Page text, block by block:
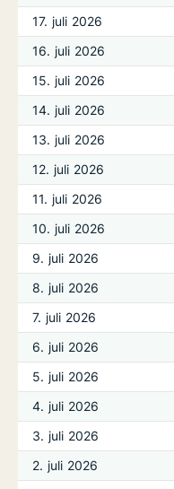
17. juli 2026
16. juli 2026
15. juli 2026
14. juli 2026
13. juli 2026
12. juli 2026
11. juli 2026
10. juli 2026
9. juli 2026
8. juli 2026
7. juli 2026
6. juli 2026
5. juli 2026
4. juli 2026
3. juli 2026
2. juli 2026